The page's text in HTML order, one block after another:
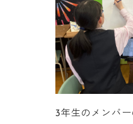
3年生のメンバ